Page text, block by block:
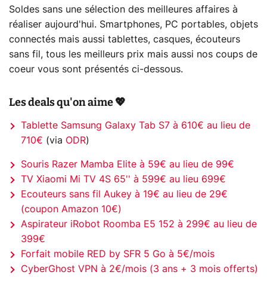
Soldes sans une sélection des meilleures affaires à
réaliser aujourd'hui. Smartphones, PC portables, objets
connectés mais aussi tablettes, casques, écouteurs
sans fil, tous les meilleurs prix mais aussi nos coups de
coeur vous sont présentés ci-dessous.
Les deals qu'on aime 💖
Tablette Samsung Galaxy Tab S7 à 610€ au lieu de
710€ (via ODR)
Souris Razer Mamba Elite à 59€ au lieu de 99€
TV Xiaomi Mi TV 4S 65'' à 599€ au lieu 699€
Ecouteurs sans fil Aukey à 19€ au lieu de 29€
(coupon Amazon 10€)
Aspirateur iRobot Roomba E5 152 à 299€ au lieu de
399€
Forfait mobile RED by SFR 5 Go à 5€/mois
CyberGhost VPN à 2€/mois (3 ans + 3 mois offerts)